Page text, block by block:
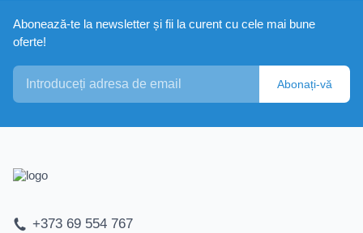
Abonează-te la newsletter și fii la curent cu cele mai bune
oferte!
Abonați-vă
+373 69 554 767